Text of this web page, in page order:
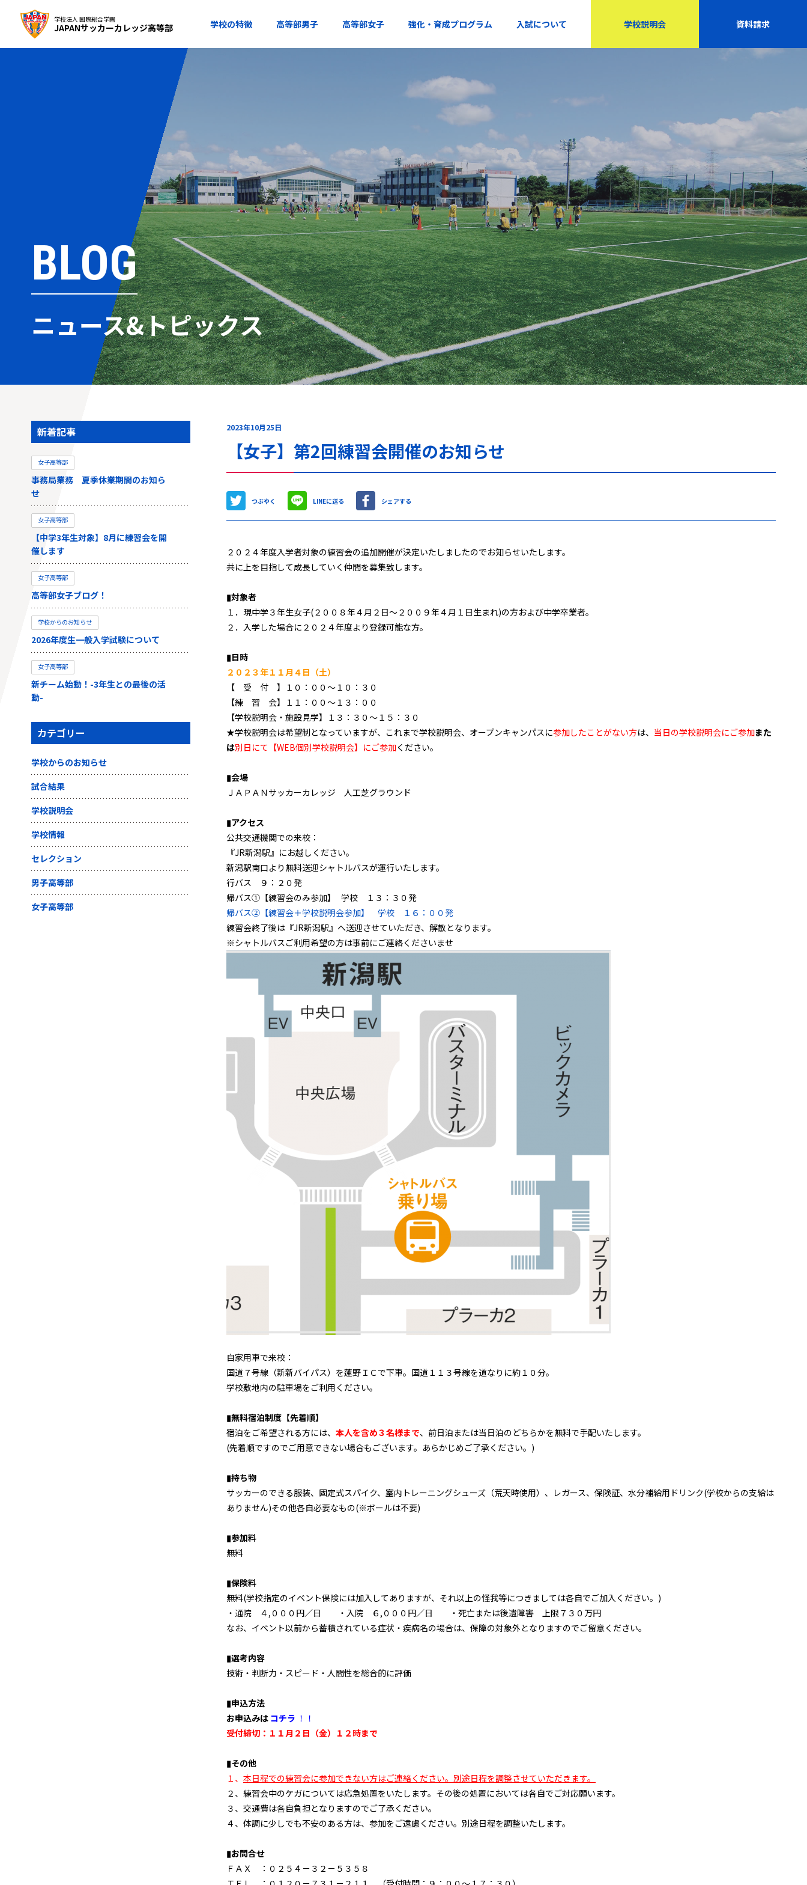
学校法人 国際総合学園
JAPANサッカーカレッジ高等部 学校の特徴 高等部男子 高等部女子 強化・育成プログラム 入試について 学校説明会 資料請求
BLOG
ニュース&トピックス
2023年10月25日
【女子】第2回練習会開催のお知らせ
つぶやく LINEに送る シェアする
２０２４年度入学者対象の練習会の追加開催が決定いたしましたのでお知らせいたします。
共に上を目指して成長していく仲間を募集致します。
▮対象者
１．現中学３年生女子(２００８年４月２日～２００９年４月１日生まれ)の方および中学卒業者。
２．入学した場合に２０２４年度より登録可能な方。
▮日時
２０２３年１１月４日（土）
【 受 付 】１０：００～１０：３０
【練 習 会】１１：００～１３：００
【学校説明会・施設見学】１３：３０～１５：３０
★学校説明会は希望制となっていますが、これまで学校説明会、オープンキャンパスに参加したことがない方は、 当日の学校説明会にご参加また
は別日にて【WEB個別学校説明会】にご参加ください。
▮会場
ＪＡＰＡＮサッカーカレッジ 人工芝グラウンド
▮アクセス
公共交通機関での来校：
『JR新潟駅』にお越しください。
新潟駅南口より無料送迎シャトルバスが運行いたします。
行バス ９：２０発
帰バス①【練習会のみ参加】 学校 １３：３０発
帰バス②【練習会＋学校説明会参加】 学校 １６：００発
練習会終了後は『JR新潟駅』へ送迎させていただき、解散となります。
※シャトルバスご利用希望の方は事前にご連絡くださいませ
自家用車で来校：
国道７号線（新新バイパス）を蓮野ＩＣで下車。国道１１３号線を道なりに約１０分。
学校敷地内の駐車場をご利用ください。
▮無料宿泊制度【先着順】
宿泊をご希望される方には、 本人を含め３名様まで、前日泊または当日泊のどちらかを無料で手配いたします。
(先着順ですのでご用意できない場合もございます。あらかじめご了承ください。)
▮持ち物
サッカーのできる服装、固定式スパイク、室内トレーニングシューズ（荒天時使用）、レガース、保険証、 水分補給用ドリンク(学校からの支給は
ありません)その他各自必要なもの(※ボールは不要)
▮参加料
無料
▮保険料
無料(学校指定のイベント保険には加入してありますが、それ以上の怪我等につきましては各自でご加入ください。)
・通院 ４,０００円／日 ・入院 ６,０００円／日 ・死亡または後遺障害 上限７３０万円
なお、イベント以前から蓄積されている症状・疾病名の場合は、保障の対象外となりますのでご留意ください。
▮選考内容
技術・判断力・スピード・人間性を総合的に評価
▮申込方法
お申込みは コチラ ！！
受付締切：１１月２日（金）１２時まで
▮その他
１、 本日程での練習会に参加できない方はご連絡ください。別途日程を調整させていただきます。
２、練習会中のケガについては応急処置をいたします。その後の処置においては各自でご対応願います。
３、交通費は各自負担となりますのでご了承ください。
４、体調に少しでも不安のある方は、参加をご遠慮ください。別途日程を調整いたします。
▮お問合せ
ＦＡＸ ：０２５４－３２－５３５８
新着記事
女子高等部
事務局業務 夏季休業期間のお知ら
せ
女子高等部
【中学3年生対象】8月に練習会を開
催します
女子高等部
高等部女子ブログ！
学校からのお知らせ
2026年度生一般入学試験について
女子高等部
新チーム始動！-3年生との最後の活
動-
カテゴリー
学校からのお知らせ
試合結果
学校説明会
学校情報
セレクション
男子高等部
女子高等部